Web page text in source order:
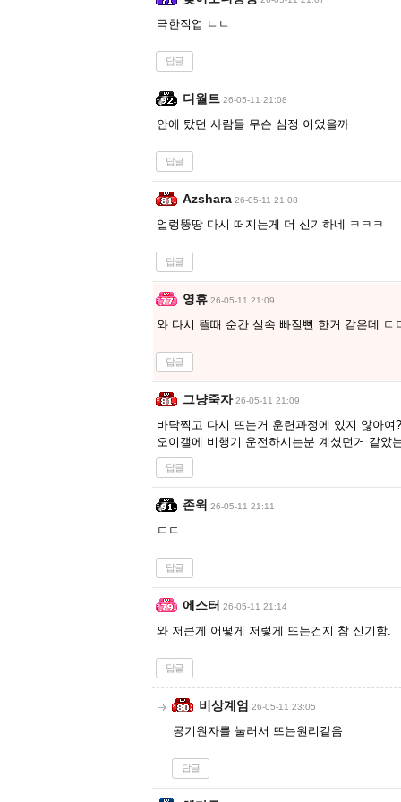
극한직업 ㄷㄷ
답글
디월트 26-05-11 21:08
안에 탔던 사람들 무슨 심정 이었을까
답글
Azshara 26-05-11 21:08
얼렁뚱땅 다시 떠지는게 더 신기하네 ㅋㅋㅋ
답글
영휴 26-05-11 21:09
와 다시 뜰때 순간 실속 빠질뻔 한거 같은데 ㄷ
답글
그냥죽자 26-05-11 21:09
바닥찍고 다시 뜨는거 훈련과정에 있지 않아여?
오이갤에 비행기 운전하시는분 계셨던거 같았
답글
존윅 26-05-11 21:11
ㄷㄷ
답글
에스터 26-05-11 21:14
와 저큰게 어떻게 저렇게 뜨는건지 참 신기함.
답글
비상계엄 26-05-11 23:05
공기원자를 눌러서 뜨는원리같음
답글